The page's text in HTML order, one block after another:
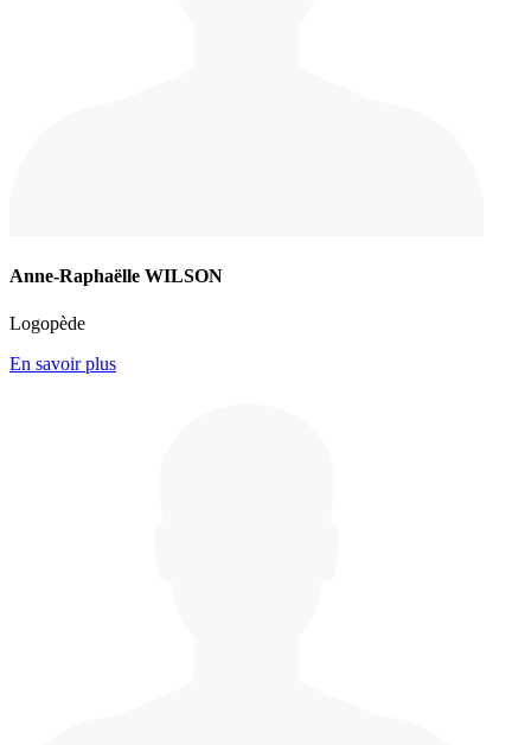
Anne-Raphaëlle WILSON
Logopède
En savoir plus